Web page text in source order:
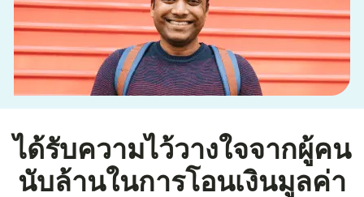
ได้รับความไว้วางใจจากผู้คน
นับล้านในการโอนเงินมูลค่า